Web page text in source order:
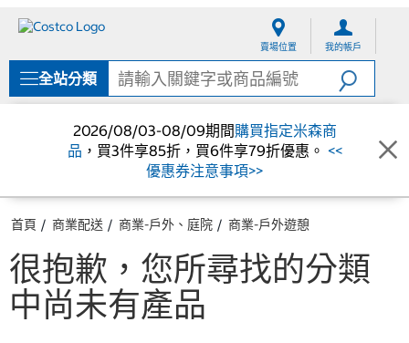
單
賣場位置 我的帳戶
全站分類
2026/08/03-08/09期間購買指定米森商
品 ，買3件享85折，買6件享79折優惠。 <<
優惠券注意事項>>
首頁 商業配送 商業-戶外、庭院 商業-戶外遊憩
很抱歉，您所尋找的分類
中尚未有產品